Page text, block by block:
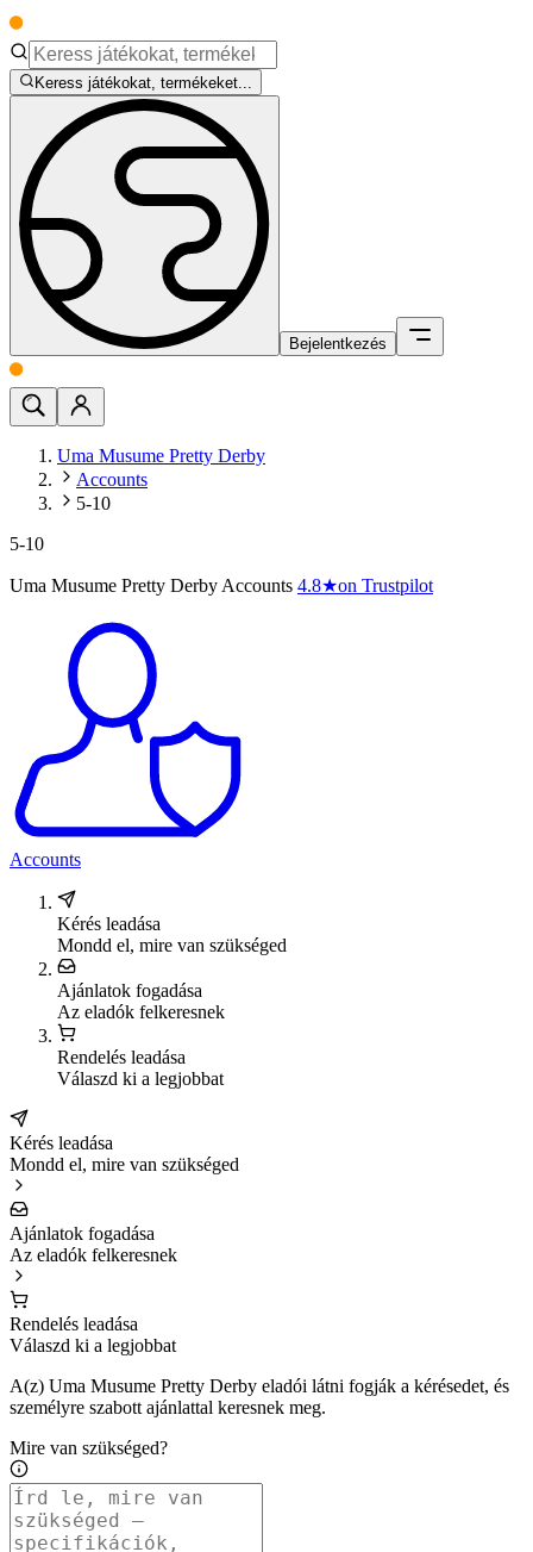
Keress játékokat, termékeket...
Bejelentkezés
Uma Musume Pretty Derby
Accounts
5-10
5-10
Uma Musume Pretty Derby Accounts 4.8★on Trustpilot
Accounts
Kérés leadása
Mondd el, mire van szükséged
Ajánlatok fogadása
Az eladók felkeresnek
Rendelés leadása
Válaszd ki a legjobbat
Kérés leadása
Mondd el, mire van szükséged
Ajánlatok fogadása
Az eladók felkeresnek
Rendelés leadása
Válaszd ki a legjobbat
A(z) Uma Musume Pretty Derby eladói látni fogják a kérésedet, és
személyre szabott ajánlattal keresnek meg.
Mire van szükséged?